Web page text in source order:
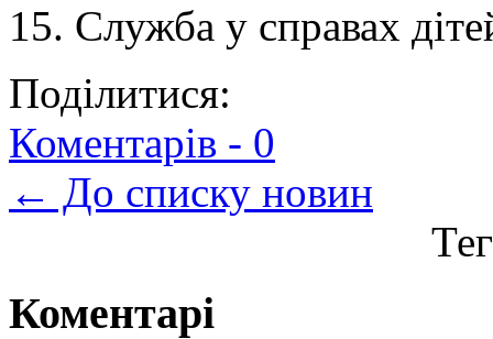
15. Служба у справах
Поділитися:
Коментарів - 0
← До списку новин
Коментарі